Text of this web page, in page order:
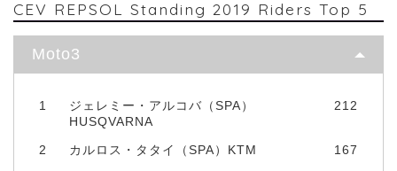
CEV REPSOL Standing 2019 Riders Top 5
Moto3
1
ジェレミー・アルコバ（SPA）
HUSQVARNA
212
2 カルロス・タタイ（SPA）KTM 167